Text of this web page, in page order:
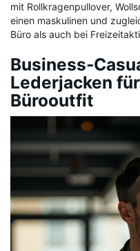
mit Rollkragenpullover,
einen maskulinen und
Büro als auch bei
Business-
Lederjacken
Bürooutfit